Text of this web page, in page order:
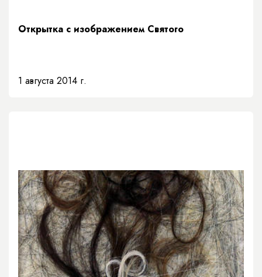
Открытка с изображением Святого
1 августа 2014 г.